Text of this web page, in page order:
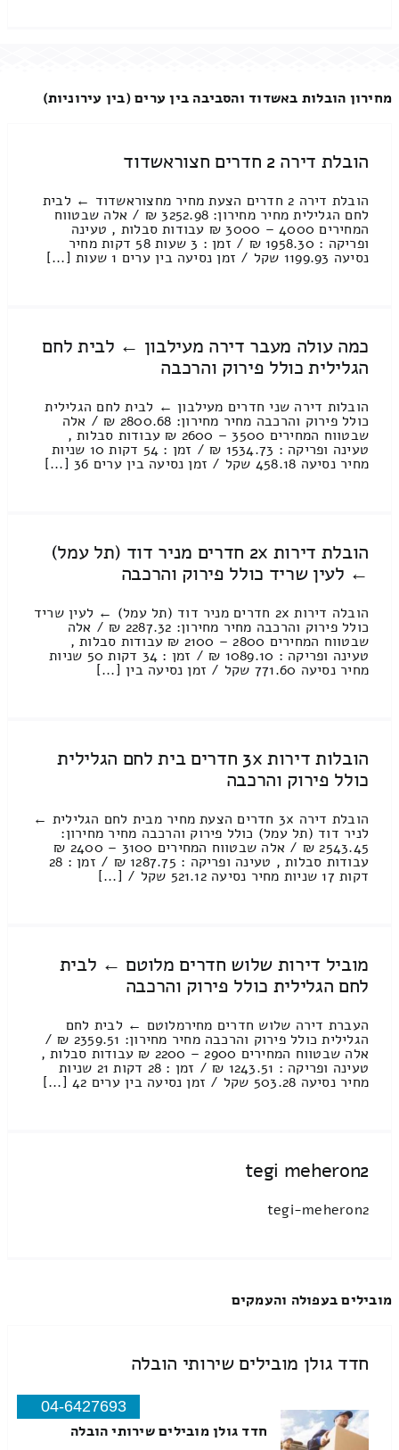
מחירון הובלות באשדוד והסביבה בין ערים (בין עירוניות)
הובלת דירה 2 חדרים חצוראשדוד
הובלת דירה 2 חדרים הצעת מחיר מחצוראשדוד ← לבית
לחם הגלילית מחיר מחירון: 3252.98 ₪ / אלה שבטווח
המחירים 4000 – 3000 ₪ עבודות סבלות , טעינה
ופריקה : 1958.30 ₪ / זמן : 3 שעות 58 דקות מחיר
נסיעה 1199.93 שקל / זמן נסיעה בין ערים 1 שעות [...]
כמה עולה מעבר דירה מעילבון ← לבית לחם
הגלילית כולל פירוק והרכבה
הובלות דירה שני חדרים מעילבון ← לבית לחם הגלילית
כולל פירוק והרכבה מחיר מחירון: 2800.68 ₪ / אלה
שבטווח המחירים 3500 – 2600 ₪ עבודות סבלות ,
טעינה ופריקה : 1534.73 ₪ / זמן : 54 דקות 10 שניות
מחיר נסיעה 458.18 שקל / זמן נסיעה בין ערים 36 [...]
הובלת דירות 2x חדרים מניר דוד (תל עמל)
← לעין שריד כולל פירוק והרכבה
הובלה דירות 2x חדרים מניר דוד (תל עמל) ← לעין שריד
כולל פירוק והרכבה מחיר מחירון: 2287.32 ₪ / אלה
שבטווח המחירים 2800 – 2100 ₪ עבודות סבלות ,
טעינה ופריקה : 1089.10 ₪ / זמן : 34 דקות 50 שניות
מחיר נסיעה 771.60 שקל / זמן נסיעה בין [...]
הובלות דירות 3x חדרים בית לחם הגלילית
כולל פירוק והרכבה
הובלת דירה 3x חדרים הצעת מחיר מבית לחם הגלילית ←
לניר דוד (תל עמל) כולל פירוק והרכבה מחיר מחירון:
2543.45 ₪ / אלה שבטווח המחירים 3100 – 2400 ₪
עבודות סבלות , טעינה ופריקה : 1287.75 ₪ / זמן : 28
דקות 17 שניות מחיר נסיעה 521.12 שקל / [...]
מוביל דירות שלוש חדרים מלוטם ← לבית
לחם הגלילית כולל פירוק והרכבה
העברת דירה שלוש חדרים מחירמלוטם ← לבית לחם
הגלילית כולל פירוק והרכבה מחיר מחירון: 2359.51 ₪ /
אלה שבטווח המחירים 2900 – 2200 ₪ עבודות סבלות ,
טעינה ופריקה : 1243.51 ₪ / זמן : 28 דקות 21 שניות
מחיר נסיעה 503.28 שקל / זמן נסיעה בין ערים 42 [...]
tegi meheron2
tegi-meheron2
מובילים בעפולה והעמקים
חדד גולן מובילים שירותי הובלה
04-6427693
חדד גולן מובילים שירותי הובלה